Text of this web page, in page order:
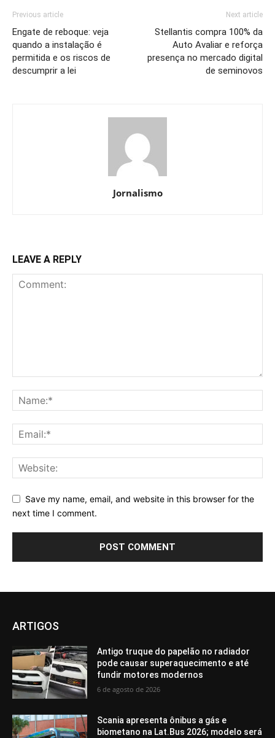
Previous article
Engate de reboque: veja
quando a instalação é
permitida e os riscos de
descumprir a lei
Next article
Stellantis compra 100% da
Auto Avaliar e reforça
presença no mercado digital
de seminovos
Jornalismo
LEAVE A REPLY
Save my name, email, and website in this browser for the
next time I comment.
ARTIGOS
Antigo truque do papelão no radiador
pode causar superaquecimento e até
fundir motores modernos
6 de agosto de 2026
Scania apresenta ônibus a gás e
biometano na Lat.Bus 2026; modelo será